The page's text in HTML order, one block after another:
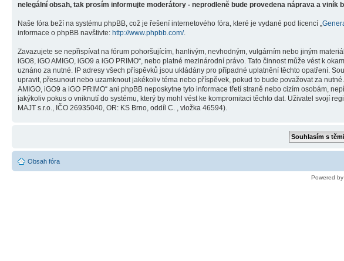
nelegální obsah, tak prosím informujte moderátory - neprodleně bude provedena náprava a
Naše fóra beží na systému phpBB, což je řešení internetového fóra, které je vydané pod licencí „
informace o phpBB navštivte: http://www.phpbb.com/.
Zavazujete se nepřispívat na fórum pohoršujícím, hanlivým, nevhodným, vulgárním nebo jiným
iGO8, iGO AMIGO, iGO9 a iGO PRIMO“, nebo platné mezinárodní právo. Tato činnost může vést k
uznáno za nutné. IP adresy všech příspěvků jsou ukládány pro případné uplatnění těchto opatření.
upravit, přesunout nebo uzamknout jakékoliv téma nebo příspěvek, pokud to bude považovat za
AMIGO, iGO9 a iGO PRIMO“ ani phpBB neposkytne tyto informace třetí straně nebo cizím osobám,
jakýkoliv pokus o vniknutí do systému, který by mohl vést ke kompromitaci těchto dat. Uživatel svojí
MAJT s.r.o., IČO 26935040, OR: KS Brno, oddíl C. , vložka 46594).
Obsah fóra
Powered by